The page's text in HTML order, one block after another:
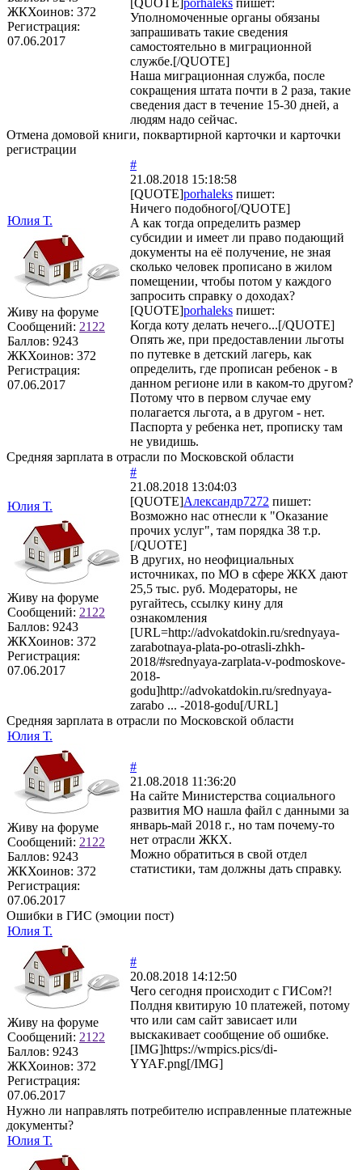
ЖКХоинов: 372
Регистрация:
07.06.2017
Уполномоченные органы обязаны
запрашивать такие сведения
самостоятельно в миграционной
службе.[/QUOTE]
Наша миграционная служба, после
сокращения штата почти в 2 раза, такие
сведения даст в течение 15-30 дней, а
людям надо сейчас.
Отмена домовой книги, поквартирной карточки и карточки
регистрации
Юлия Т.
Живу на форуме
Сообщений: 2122
Баллов: 9243
ЖКХоинов: 372
Регистрация:
07.06.2017
#
21.08.2018 15:18:58
[QUOTE]porhaleks пишет:
Ничего подобного[/QUOTE]
А как тогда определить размер
субсидии и имеет ли право подающий
документы на её получение, не зная
сколько человек прописано в жилом
помещении, чтобы потом у каждого
запросить справку о доходах?
[QUOTE]porhaleks пишет:
Когда коту делать нечего...[/QUOTE]
Опять же, при предоставлении льготы
по путевке в детский лагерь, как
определить, где прописан ребенок - в
данном регионе или в каком-то другом?
Потому что в первом случае ему
полагается льгота, а в другом - нет.
Паспорта у ребенка нет, прописку там
не увидишь.
Средняя зарплата в отрасли по Московской области
Юлия Т.
Живу на форуме
Сообщений: 2122
Баллов: 9243
ЖКХоинов: 372
Регистрация:
07.06.2017
#
21.08.2018 13:04:03
[QUOTE]Александр7272 пишет:
Возможно нас отнесли к "Оказание
прочих услуг", там порядка 38 т.р.
[/QUOTE]
В других, но неофициальных
источниках, по МО в сфере ЖКХ дают
25,5 тыс. руб. Модераторы, не
ругайтесь, ссылку кину для
ознакомления
[URL=http://advokatdokin.ru/srednyaya-
zarabotnaya-plata-po-otrasli-zhkh-
2018/#srednyaya-zarplata-v-podmoskove-
2018-
godu]http://advokatdokin.ru/srednyaya-
zarabo ... -2018-godu[/URL]
Средняя зарплата в отрасли по Московской области
Юлия Т.
Живу на форуме
Сообщений: 2122
Баллов: 9243
ЖКХоинов: 372
Регистрация:
07.06.2017
#
21.08.2018 11:36:20
На сайте Министерства социального
развития МО нашла файл с данными за
январь-май 2018 г., но там почему-то
нет отрасли ЖКХ.
Можно обратиться в свой отдел
статистики, там должны дать справку.
Ошибки в ГИС (эмоции пост)
Юлия Т.
Живу на форуме
Сообщений: 2122
Баллов: 9243
ЖКХоинов: 372
Регистрация:
07.06.2017
#
20.08.2018 14:12:50
Чего сегодня происходит с ГИСом?!
Полдня квитирую 10 платежей, потому
что или сам сайт зависает или
выскакивает сообщение об ошибке.
[IMG]https://wmpics.pics/di-
YYAF.png[/IMG]
Нужно ли направлять потребителю исправленные платежные
документы?
Юлия Т.